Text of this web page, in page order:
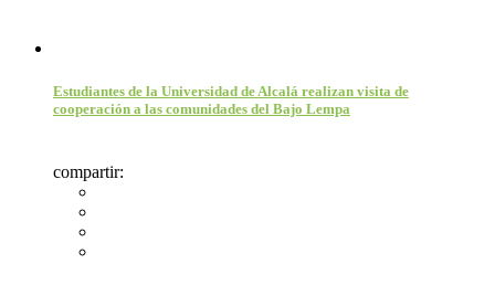
Estudiantes de la Universidad de Alcalá realizan visita de
cooperación a las comunidades del Bajo Lempa
compartir: